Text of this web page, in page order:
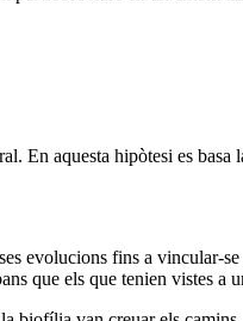
En aquesta hipòtesi es basa
evolucions fins a vincular-
que els que tenien vistes a